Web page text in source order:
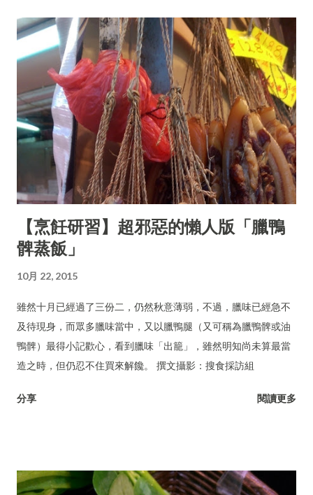
【烹飪研習】超邪惡的懶人版「臘鴨
髀蒸飯」
10月 22, 2015
雖然十月已經過了三份二，仍然秋意薄弱，不過，臘味已經急不
及待現身，而眾多臘味當中，又以臘鴨腿（又可稱為臘鴨髀或油
鴨髀）最得小記歡心，看到臘味「出籠」，雖然明知尚未算最當
造之時，但仍忍不住買來解饞。 撰文攝影：搜食採訪組
分享 閱讀更多